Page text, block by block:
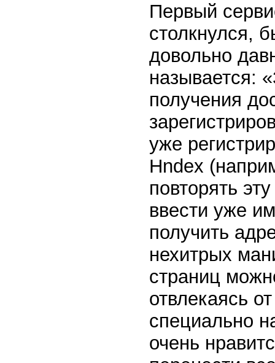
Первый
столкнулся,
довольно
называется:
получения
уже
Hndex
повторять
ввести уже
получить
нехитрых
страниц
отвлекаясь
специально
очень